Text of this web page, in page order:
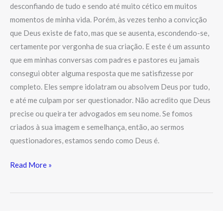
desconfiando de tudo e sendo até muito cético em muitos
momentos de minha vida. Porém, às vezes tenho a convicção
que Deus existe de fato, mas que se ausenta, escondendo-se,
certamente por vergonha de sua criação. E este é um assunto
que em minhas conversas com padres e pastores eu jamais
consegui obter alguma resposta que me satisfizesse por
completo. Eles sempre idolatram ou absolvem Deus por tudo,
e até me culpam por ser questionador. Não acredito que Deus
precise ou queira ter advogados em seu nome. Se fomos
criados à sua imagem e semelhança, então, ao sermos
questionadores, estamos sendo como Deus é.
Read More »